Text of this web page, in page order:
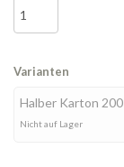
Varianten
Halber Karton
Nicht auf Lager